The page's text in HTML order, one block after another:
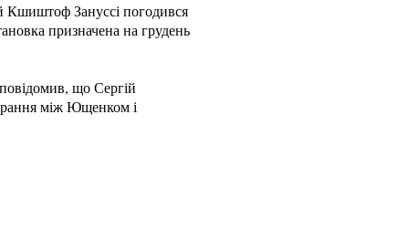
Кшиштоф Зануссі погодився
призначена на грудень
що Сергій
між Ющенком і